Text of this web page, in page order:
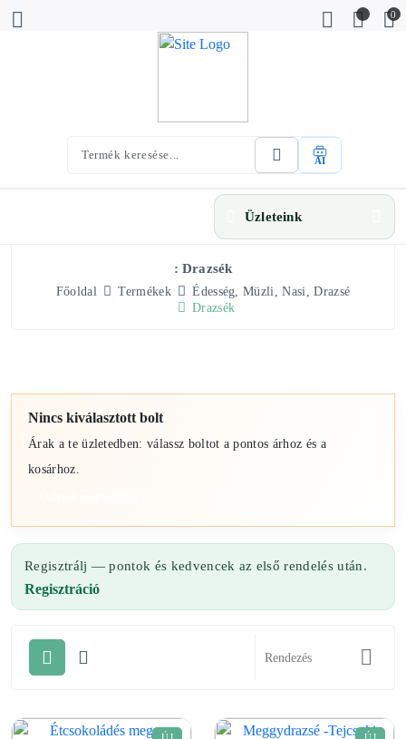
0
AI
Üzleteink
: Drazsék
Főoldal Termékek
Édesség, Müzli, Nasi, Drazsé
Drazsék
Nincs kiválasztott bolt
Árak a te üzletedben: válassz boltot a pontos árhoz és a
kosárhoz.
Regisztrálj — pontok és kedvencek az első rendelés után.
Regisztráció